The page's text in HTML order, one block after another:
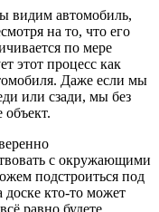
видим автомобиль,
на то, что его
по мере
этот процесс как
Даже если мы
или сзади, мы без
объект.
с окружающими
подстроиться под
кто-то может